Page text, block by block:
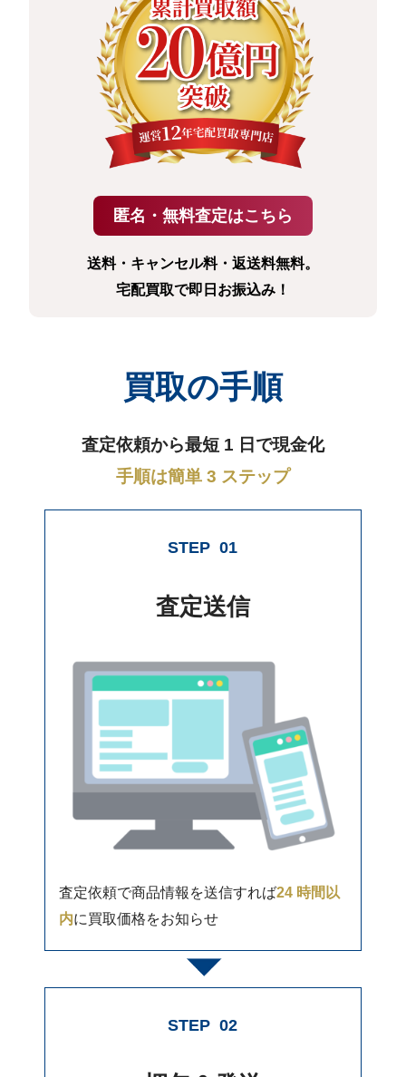
送料・キャンセル料・返送料無料。
宅配買取で即日お振込み！
買取の手順
査定依頼から最短 1 日で現金化
手順は簡単 3 ステップ
STEP 01
査定送信
査定依頼で商品情報を送信すれば24 時間以
内に買取価格をお知らせ
STEP 02